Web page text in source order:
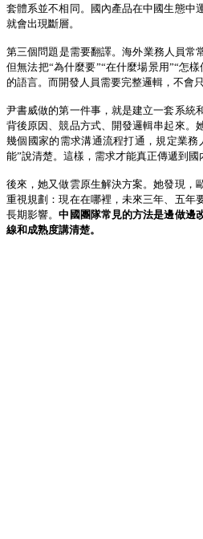
套體系並不相同。國內產品在中國生態中
就會出現斷層。
第三個問題是需要翻譯。海外業務人員常
但無法把“為什麼要”“在什麼場景用”“怎樣
的語言。而開發人員需要完整邏輯，不會
尹書威做的第一件事，就是建立一套系統
背後原因、競品方式、開發邏輯串起來。
幾個國家的需求溝通流程打通，規定業務
能”說清楚。這樣，需求才能真正傳遞到國
後來，她又做雲原生解決方案。她發現，
重視規劃：現在在哪裡，未來三年、五年
長期影響。中國團隊常見的方法是邊做邊
線和成熟度講清楚。